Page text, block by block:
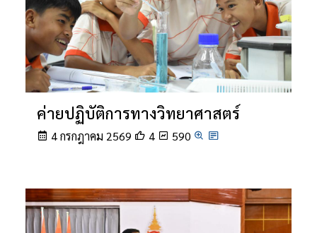
ค่ายปฏิบัติการทางวิทยาศาสตร์
4 กรกฎาคม 2569 4 590